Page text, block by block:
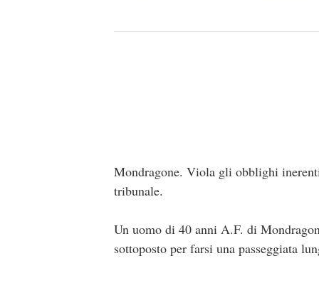
Mondragone. Viola gli obblighi
tribunale.
Un uomo di 40 anni A.F. di
sottoposto per farsi una passeggiata